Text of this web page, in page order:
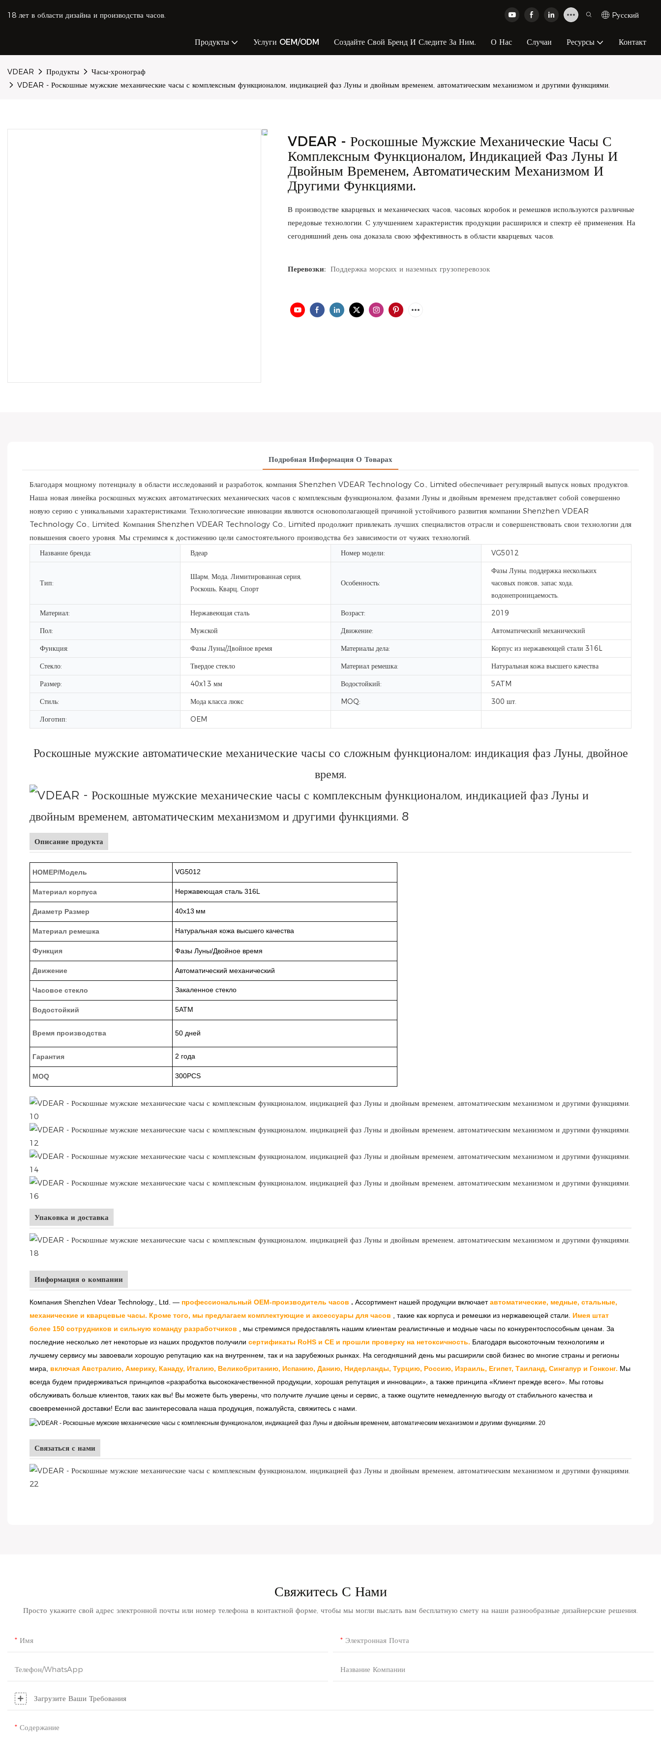
18 лет в области дизайна и производства часов. Pусский
Продукты Услуги OEM/ODM Создайте Свой Бренд И Следите За Ним. О Нас Случаи Ресурсы Контакт
VDEAR Продукты
Часы-хронограф
VDEAR - Роскошные мужские механические часы с комплексным функционалом, индикацией фаз Луны и двойным временем, автоматическим механизмом и другими функциями.
VDEAR - Роскошные Мужские Механические Часы С
Комплексным Функционалом, Индикацией Фаз Луны И
Двойным Временем, Автоматическим Механизмом И
Другими Функциями.
В производстве кварцевых и механических часов, часовых коробок и ремешков используются различные
передовые технологии. С улучшением характеристик продукции расширился и спектр её применения. На
сегодняшний день она доказала свою эффективность в области кварцевых часов.
Перевозки: Поддержка морских и наземных грузоперевозок
Подробная Информация О Товарах
Благодаря мощному потенциалу в области исследований и разработок, компания Shenzhen VDEAR Technology Co., Limited обеспечивает регулярный выпуск новых продуктов.
Наша новая линейка роскошных мужских автоматических механических часов с комплексным функционалом, фазами Луны и двойным временем представляет собой совершенно
новую серию с уникальными характеристиками. Технологические инновации являются основополагающей причиной устойчивого развития компании Shenzhen VDEAR
Technology Co., Limited. Компания Shenzhen VDEAR Technology Co., Limited продолжит привлекать лучших специалистов отрасли и совершенствовать свои технологии для
повышения своего уровня. Мы стремимся к достижению цели самостоятельного производства без зависимости от чужих технологий.
Название бренда: Вдеар Номер модели: VG5012
Тип:
Шарм, Мода, Лимитированная серия,
Роскошь, Кварц, Спорт
Особенность:
Фазы Луны, поддержка нескольких
часовых поясов, запас хода,
водонепроницаемость.
Материал:
Нержавеющая сталь Возраст:
2019
Пол:
Мужской Движение:
Автоматический механический
Функция:
Фазы Луны/Двойное время Материалы дела:
Корпус из нержавеющей стали 316L
Стекло:
Твердое стекло Материал ремешка:
Натуральная кожа высшего качества
Размер:
40x13 мм Водостойкий:
5ATM
Стиль:
Мода класса люкс MOQ:
300 шт.
Логотип:
OEM
Роскошные мужские автоматические механические часы со сложным функционалом: индикация фаз Луны, двойное
время.
Описание продукта
НОМЕР/Модель VG5012
Материал корпуса Нержавеющая сталь 316L
Диаметр Размер 40x13 мм
Материал ремешка Натуральная кожа высшего качества
Функция Фазы Луны/Двойное время
Движение Автоматический механический
Часовое стекло Закаленное стекло
Водостойкий 5ATM
Время производства 50 дней
Гарантия 2 года
MOQ 300PCS
Упаковка и доставка
Информация о компании
Компания Shenzhen Vdear Technology., Ltd. — профессиональный OEM-производитель часов . Ассортимент нашей продукции включаетавтоматические, медные, стальные,
механические и кварцевые часы. Кроме того, мы предлагаем комплектующие и аксессуары для часов , такие как корпуса и ремешки из нержавеющей стали. Имея штат
более 150 сотрудников и сильную команду разработчиков , мы стремимся предоставлять нашим клиентам реалистичные и модные часы по конкурентоспособным ценам. За
последние несколько лет некоторые из наших продуктов получили сертификаты RoHS и CE и прошли проверку на нетоксичность. Благодаря высокоточным технологиям и
лучшему сервису мы завоевали хорошую репутацию как на внутреннем, так и на зарубежных рынках. На сегодняшний день мы расширили свой бизнес во многие страны и регионы
мира, включая Австралию, Америку, Канаду, Италию, Великобританию, Испанию, Данию, Нидерланды, Турцию, Россию, Израиль, Египет, Таиланд, Сингапур и Гонконг. Мы
всегда будем придерживаться принципов «разработка высококачественной продукции, хорошая репутация и инновации», а также принципа «Клиент прежде всего». Мы готовы
обслуживать больше клиентов, таких как вы! Вы можете быть уверены, что получите лучшие цены и сервис, а также ощутите немедленную выгоду от стабильного качества и
своевременной доставки! Если вас заинтересовала наша продукция, пожалуйста, свяжитесь с нами.
Связаться с нами
Свяжитесь С Нами
Просто укажите свой адрес электронной почты или номер телефона в контактной форме, чтобы мы могли выслать вам бесплатную смету на наши разнообразные дизайнерские решения.
Имя Электронная Почта
Телефон/WhatsApp Название Компании
Загрузите Ваши Требования
Содержание